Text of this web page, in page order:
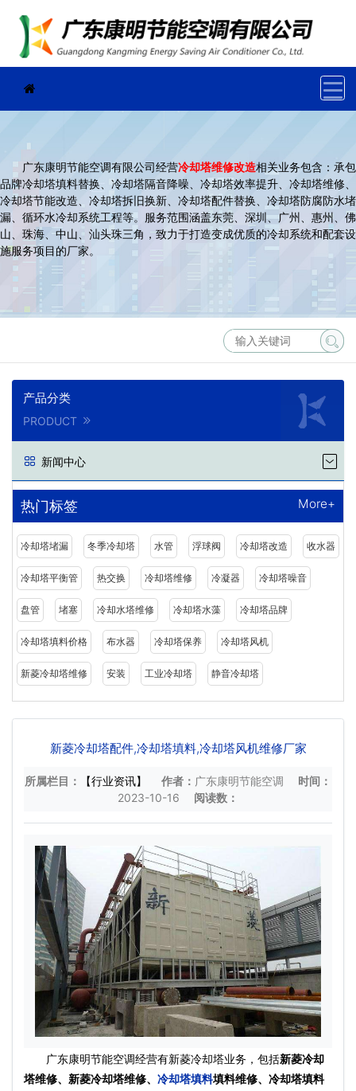
广东康明节能空调有限公司经营冷却塔维修改造相关业务包含：承包
品牌冷却塔填料替换、冷却塔隔音降噪、冷却塔效率提升、冷却塔维修、
冷却塔节能改造、冷却塔拆旧换新、冷却塔配件替换、冷却塔防腐防水堵
漏、循环水冷却系统工程等。服务范围涵盖东莞、深圳、广州、惠州、佛
山、珠海、中山、汕头珠三角，致力于打造变成优质的冷却系统和配套设
施服务项目的厂家。
产品分类
PRODUCT
新闻中心
热门标签 More+
冷却塔堵漏 冬季冷却塔 水管 浮球阀 冷却塔改造 收水器
冷却塔平衡管 热交换 冷却塔维修 冷凝器 冷却塔噪音
盘管 堵塞 冷却水塔维修 冷却塔水藻 冷却塔品牌
冷却塔填料价格 布水器 冷却塔保养 冷却塔风机
新菱冷却塔维修 安装 工业冷却塔 静音冷却塔
新菱冷却塔配件,冷却塔填料,冷却塔风机维修厂家
所属栏目： 【行业资讯】 作者： 广东康明节能空调
时间：
2023-10-16
阅读数：
广东康明节能空调经营有新菱冷却塔业务，包括新菱冷却
塔维修、新菱冷却塔维修、 冷却塔填料填料维修、冷却塔填料